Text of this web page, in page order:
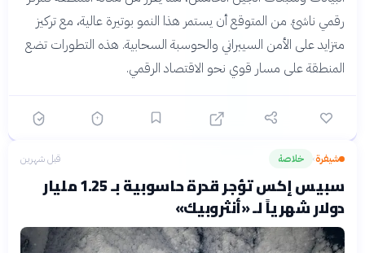
رقمي ناشئ. من المتوقع أن يستمر هذا النمو بوتيرة عالية، مع تركيز
متزايد على الأمن السيبراني والحوسبة السحابية. هذه التطورات تضع
المنطقة على مسار قوي نحو الاقتصاد الرقمي.
شيفرة› خلاصة قبل شهرين
سبيس إكس تؤجر قدرة حاسوبية بـ 1.25 مليار
دولار شهرياً لـ «أنثروبيك»